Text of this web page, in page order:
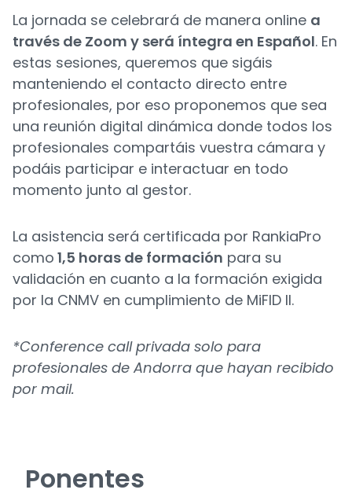
La jornada se celebrará de manera online a
través de Zoom y será íntegra en Español. En
estas sesiones, queremos que sigáis
manteniendo el contacto directo entre
profesionales, por eso proponemos que sea
una reunión digital dinámica donde todos los
profesionales compartáis vuestra cámara y
podáis participar e interactuar en todo
momento junto al gestor.
La asistencia será certificada por RankiaPro
como 1,5 horas de formación para su
validación en cuanto a la formación exigida
por la CNMV en cumplimiento de MiFID II.
*Conference call privada solo para
profesionales de Andorra que hayan recibido
por mail.
Ponentes